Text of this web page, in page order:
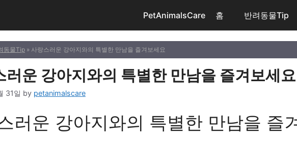
PetAnimalsCare 홈 반려동물Tip
동물Tip » 사랑스러운 강아지와의 특별한 만남을 즐겨보세요
러운 강아지와의 특별한 만남을 즐겨보세요
31일 by petanimalscare
러운 강아지와의 특별한 만남을 즐